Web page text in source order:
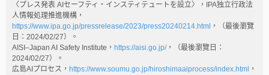
〈プレス発表 AIセーフティ・インスティテュートを設立〉，IPA独立行政法
人情報処理推進機構，
https://www.ipa.go.jp/pressrelease/2023/press20240214.html ，（最後瀏覽
日：2024/02/27）。
AISI–Japan AI Safety Institute， https://aisi.go.jp/，（最後瀏覽日：
2024/02/27）。
広島AIプロセス， https://www.soumu.go.jp/hiroshimaaiprocess/index.html ，